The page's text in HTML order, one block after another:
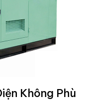
Không Phù